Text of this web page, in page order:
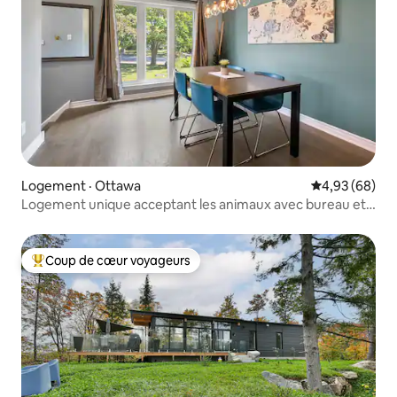
Logement · Ottawa Note
4,93 (68)
Logement unique acceptant les animaux avec bureau et
Coup de cœur voyageurs parmi les plus aimés
Coup de cœur voyageurs